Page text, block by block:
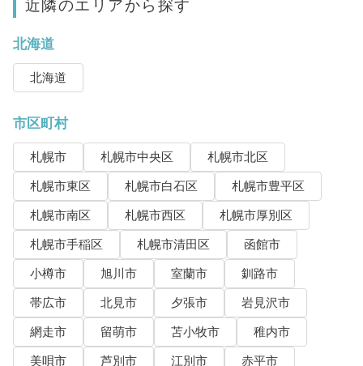
近隣のエリアから探す
北海道
北海道
市区町村
札幌市 札幌市中央区
札幌市北区
札幌市東区
札幌市白石区
札幌市豊平区
札幌市南区
札幌市西区
札幌市厚別区
札幌市手稲区
札幌市清田区
函館市
小樽市
旭川市 室蘭市
釧路市
帯広市
北見市 夕張市
岩見沢市
網走市
留萌市 苫小牧市
稚内市
美唄市
芦別市 江別市 赤平市